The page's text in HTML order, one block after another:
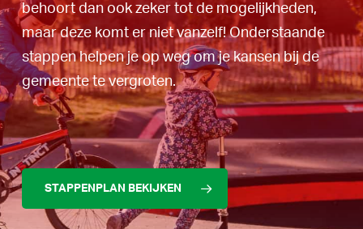
behoort dan ook zeker tot de mogelijkheden,
maar deze komt er niet vanzelf! Onderstaande
stappen helpen je op weg om je kansen bij de
gemeente te vergroten.
STAPPENPLAN BEKIJKEN